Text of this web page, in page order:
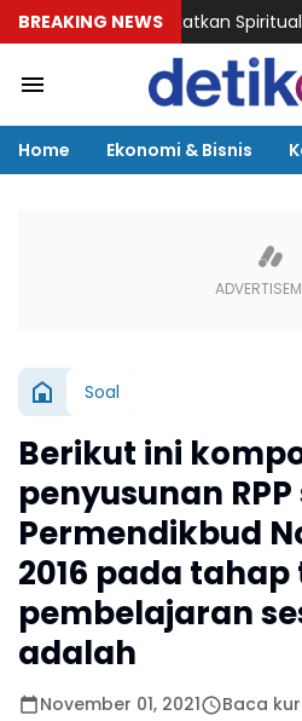
BREAKING NEWS
6 Tingkatkan Spiritual dan
Home Ekonomi & Bisnis
Soal
Berikut ini
penyusunan
Permendikbud
2016 pada
pembelajaran
adalah
November 01, 2021 Baca